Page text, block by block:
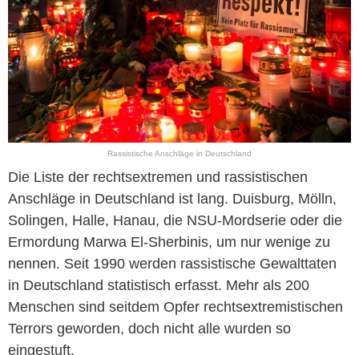
Rassistische Anschläge in Deutschland
Die Liste der rechtsextremen und rassistischen
Anschläge in Deutschland ist lang. Duisburg, Mölln,
Solingen, Halle, Hanau, die NSU-Mordserie oder die
Ermordung Marwa El-Sherbinis, um nur wenige zu
nennen. Seit 1990 werden rassistische Gewalttaten
in Deutschland statistisch erfasst. Mehr als 200
Menschen sind seitdem Opfer rechtsextremistischen
Terrors geworden, doch nicht alle wurden so
eingestuft.